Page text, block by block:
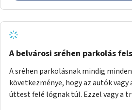
A belvárosi sréhen parkolás
A sréhen parkolásnak mindig
következménye, hogy az autók vagy
úttest felé lógnak túl. Ezzel vagy a